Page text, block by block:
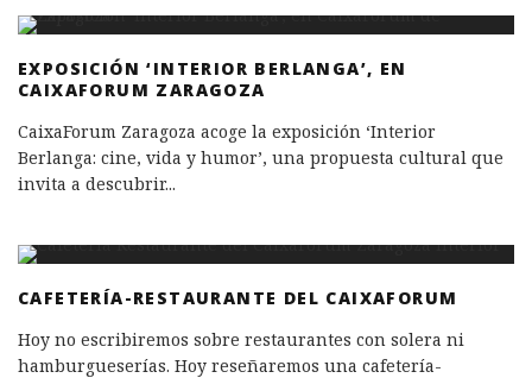
EXPOSICIÓN ‘INTERIOR BERLANGA’, EN
CAIXAFORUM ZARAGOZA
CaixaForum Zaragoza acoge la exposición ‘Interior
Berlanga: cine, vida y humor’, una propuesta cultural que
invita a descubrir...
CAFETERÍA-RESTAURANTE DEL CAIXAFORUM
Hoy no escribiremos sobre restaurantes con solera ni
hamburgueserías. Hoy reseñaremos una cafetería-